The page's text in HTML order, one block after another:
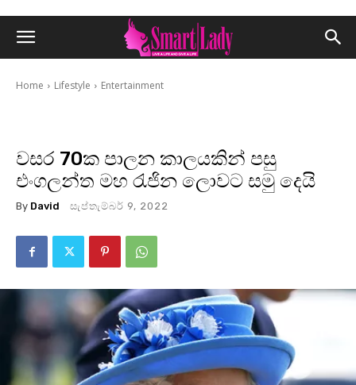
Home Lifestyle Entertainment
වසර 70ක පාලන කාලයකින් පසු
එංගලන්ත මහ රැජින ලොවට සමු දෙයි
By David සැප්තැම්බර් 9, 2022